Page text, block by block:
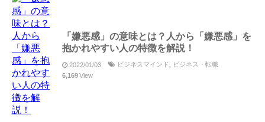
「嫌悪感」の意味とは？人から「嫌悪感」を
抱かれやすい人の特徴を解説！
2022/01/03 ビジネスマインド
ビジネス・転職
6,169View